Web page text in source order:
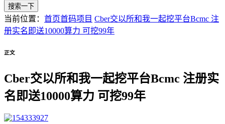
搜索一下
当前位置： 首页首码项目 Cber交以所和我一起挖平台Bcmc 注
册实名即送10000算力 可挖99年
正文
Cber交以所和我一起挖平台Bcmc 注册实
名即送10000算力 可挖99年